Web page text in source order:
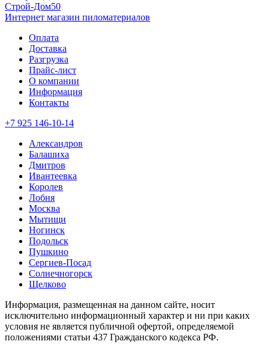
Строй-Дом50
Интернет магазин пиломатериалов
Оплата
Доставка
Разгрузка
Прайс-лист
О компании
Информация
Контакты
+7 925 146-10-14
Александров
Балашиха
Дмитров
Ивантеевка
Королев
Лобня
Москва
Мытищи
Ногинск
Подольск
Пушкино
Сергиев-Посад
Солнечногорск
Щелково
Информация, размещенная на данном сайте, носит
исключительно информационный характер и ни при каких
условия не является публичной офертой, определяемой
положениями статьи 437 Гражданского кодекса РФ.